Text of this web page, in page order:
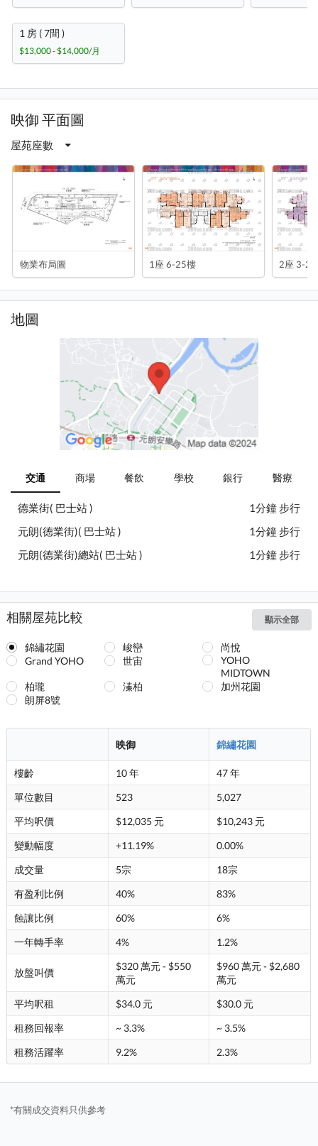
1 房 ( 7間 )
$13,000 - $14,000/月
映御 平面圖
屋苑座數
物業布局圖 1座 6-25樓 2座 3-
地圖
交通 商場 餐飲 學校 銀行 醫療
德業街( 巴士站 )
1分鐘 步行
元朗(德業街)( 巴士站 )
1分鐘 步行
元朗(德業街)總站( 巴士站 )
1分鐘 步行
相關屋苑比較 顯示全部
錦繡花園 峻巒
尚悅
Grand YOHO
世宙
YOHO
MIDTOWN
柏瓏
溱柏
加州花園
朗屏8號
映御 錦繡花園
樓齡 10 年
47 年
單位數目
523
5,027
平均呎價
$12,035 元
$10,243 元
變動幅度
+11.19%
0.00%
成交量
5宗
18宗
有盈利比例
40%
83%
蝕讓比例
60%
6%
一年轉手率
4% 1.2%
放盤叫價
$320 萬元 - $550
萬元
$960 萬元 - $2,680
萬元
平均呎租
$34.0 元
$30.0 元
租務回報率
~ 3.3%
~ 3.5%
租務活躍率
9.2% 2.3%
*有關成交資料只供參考